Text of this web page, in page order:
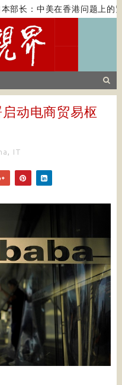
部长：中美在香港问题上的
动电商贸易枢
, IT